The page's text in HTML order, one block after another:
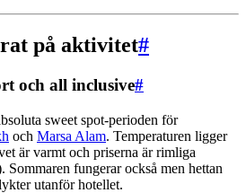
på aktivitet#
och all inclusive#
sweet spot-perioden för
och Marsa Alam. Temperaturen ligger
är varmt och priserna är rimliga
fungerar också men hettan
utanför hotellet.